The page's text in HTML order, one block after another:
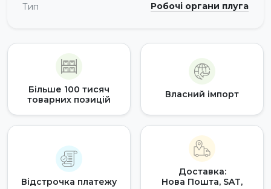
Тип Робочі органи плуга
Більше 100 тисяч
товарних позицій
Власний імпорт
Відстрочка платежу
Доставка:
Нова Пошта, SAT,